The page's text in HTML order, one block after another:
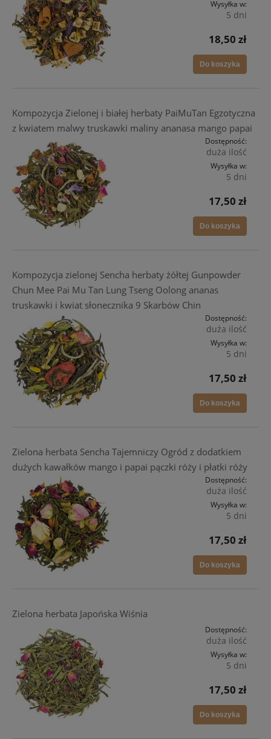
Wysyłka w:
5 dni
18,50 zł
Do koszyka
Kompozycja Zielonej i białej herbaty PaiMuTan Egzotyczna
z kwiatem malwy truskawki maliny ananasa mango papai
Dostępność:
duża ilość
Wysyłka w:
5 dni
17,50 zł
Do koszyka
Kompozycja zielonej Sencha herbaty żółtej Gunpowder
Chun Mee Pai Mu Tan Lung Tseng Oolong ananas
truskawki i kwiat słonecznika 9 Skarbów Chin
Dostępność:
duża ilość
Wysyłka w:
5 dni
17,50 zł
Do koszyka
Zielona herbata Sencha Tajemniczy Ogród z dodatkiem
dużych kawałków mango i papai pączki róży i płatki róży
Dostępność:
duża ilość
Wysyłka w:
5 dni
17,50 zł
Do koszyka
Zielona herbata Japońska Wiśnia
Dostępność:
duża ilość
Wysyłka w:
5 dni
17,50 zł
Do koszyka